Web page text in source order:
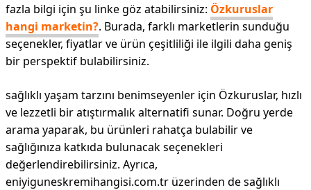
fazla bilgi için şu linke göz atabilirsiniz: Özkuruslar
hangi marketin?. Burada, farklı marketlerin sunduğu
seçenekler, fiyatlar ve ürün çeşitliliği ile ilgili daha geniş
bir perspektif bulabilirsiniz.
sağlıklı yaşam tarzını benimseyenler için Özkuruslar, hızlı
ve lezzetli bir atıştırmalık alternatifi sunar. Doğru yerde
arama yaparak, bu ürünleri rahatça bulabilir ve
sağlığınıza katkıda bulunacak seçenekleri
değerlendirebilirsiniz. Ayrıca,
eniyiguneskremihangisi.com.tr üzerinden de sağlıklı